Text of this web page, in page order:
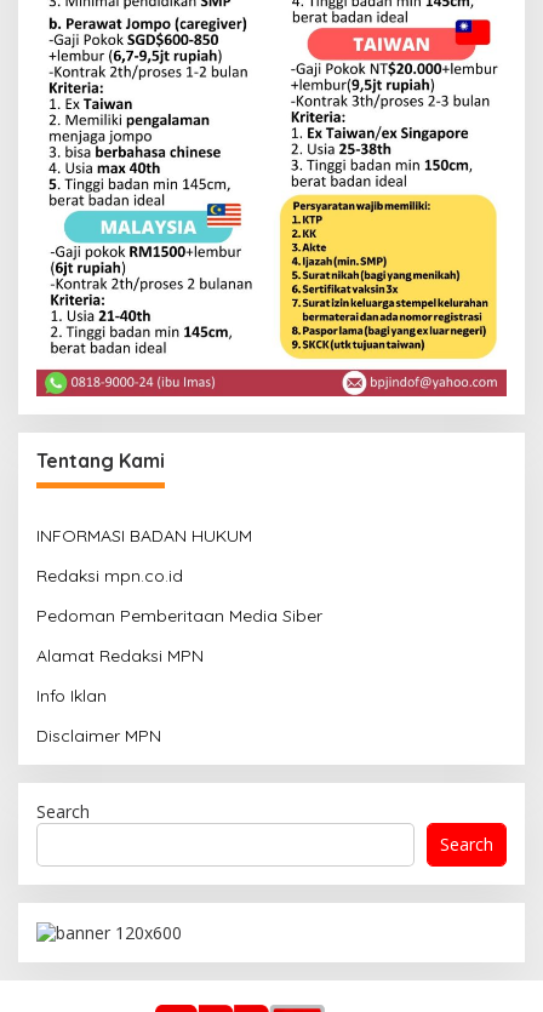
Tentang Kami
INFORMASI BADAN HUKUM
Redaksi mpn.co.id
Pedoman Pemberitaan Media Siber
Alamat Redaksi MPN
Info Iklan
Disclaimer MPN
Search
Search